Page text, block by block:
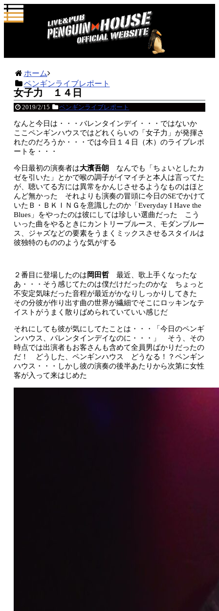
ホーム
ペンギンライブレポート
女子力 １４日
2019/2/15 ペンギンライブレポート
なんと今日は・・・バレンタインデイ・・・ではないか
ここペンギンハウスではどれくらいの「女子力」が発揮さ
れたのだろうか・・・では今日１４日（木）のライブレポ
ートを・・・
今日最初の演奏者は大濱吾朗 なんでも「ちょいとしたカ
ゼを引いた」とかで喉の調子がイマイチと本人は言ってた
が、聴いてる方には異常をかんじさせるようなものはほと
んど無かった それよりも演奏の冒頭に今日のSEでかけて
いたＢ・ＢＫＩＮＧを意識したのか「Everyday I Have the
Blues」をやったのは彼にしては珍しい選曲だった こう
いった曲をやるときにカントリーブルース、モダンブルー
ス、ジャズなどの要素をうまくミックスさせるスタイルは
彼独特のもののような気がする
２番目に登場したのは 岡田哲 最近、歌上手くなったな
あ・・・そう感じてたのは僕だけだったのかな ちょっと
不安定気味だった音程が最近がかなりしっかりしてきた
その分彼が作り出す曲の世界が繊細でそこにロッキンなテ
イストがうまく散りばめられていていい感じだ
それにしても彼が気にしてたことは・・・「今日のペンギ
ンハウス、バレンタインデイなのに・・・」 そう、その
時点では出演者もお客さんも含めて全員男ばかりだったの
だ！ どうした、ペンギンハウス どうなる！？ペンギン
ハウス・・・しかし彼の演奏の後半あたりから次第に女性
客が入って来はじめた